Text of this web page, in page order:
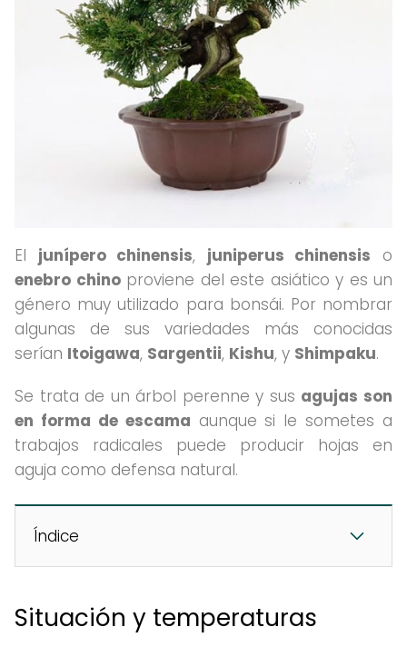
El junípero chinensis, juniperus chinensis o
enebro chinoproviene del este asiático y es un
género muy utilizado para bonsái. Por nombrar
algunas de sus variedades más conocidas
serían Itoigawa, Sargentii, Kishu, y Shimpaku.
Se trata de un árbol perenne y sus agujas son
en forma de escama aunque si le sometes a
trabajos radicales puede producir hojas en
aguja como defensa natural.
Índice
Situación y temperaturas